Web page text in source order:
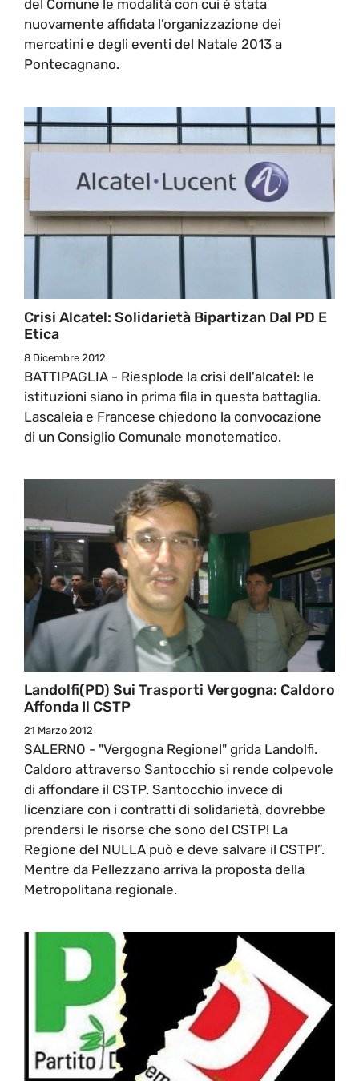
del Comune le modalità con cui è stata
nuovamente affidata l’organizzazione dei
mercatini e degli eventi del Natale 2013 a
Pontecagnano.
Crisi Alcatel: Solidarietà Bipartizan Dal PD E
Etica
8 Dicembre 2012
BATTIPAGLIA - Riesplode la crisi dell'alcatel: le
istituzioni siano in prima fila in questa battaglia.
Lascaleia e Francese chiedono la convocazione
di un Consiglio Comunale monotematico.
Landolfi(PD) Sui Trasporti Vergogna: Caldoro
Affonda Il CSTP
21 Marzo 2012
SALERNO - "Vergogna Regione!" grida Landolfi.
Caldoro attraverso Santocchio si rende colpevole
di affondare il CSTP. Santocchio invece di
licenziare con i contratti di solidarietà, dovrebbe
prendersi le risorse che sono del CSTP! La
Regione del NULLA può e deve salvare il CSTP!”.
Mentre da Pellezzano arriva la proposta della
Metropolitana regionale.